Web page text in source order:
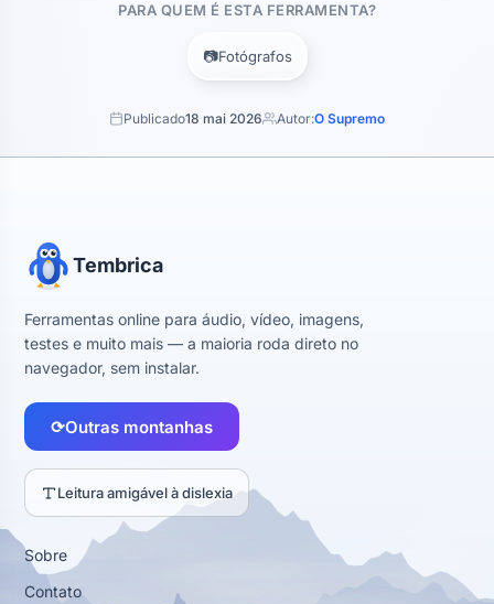
PARA QUEM É ESTA FERRAMENTA?
📷Fotógrafos
Publicado18 mai 2026 Autor:O Supremo
Tembrica
Ferramentas online para áudio, vídeo, imagens,
testes e muito mais — a maioria roda direto no
navegador, sem instalar.
⟳Outras montanhas
Leitura amigável à dislexia
Sobre
Contato